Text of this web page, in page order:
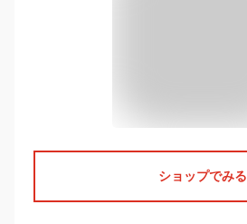
ショップでみる